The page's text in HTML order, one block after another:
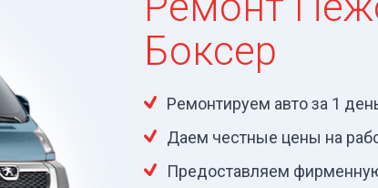
Боксер
Ремонтируем авто за 1
Даем честные цены на
Предоставляем